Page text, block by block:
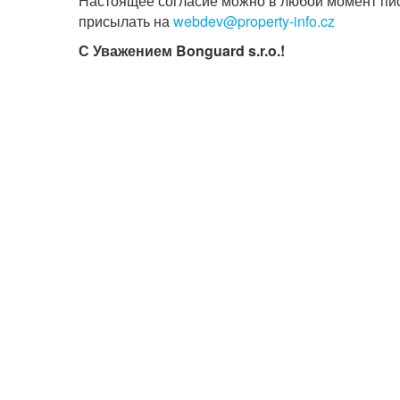
присылать наwebdev@property-info.cz
С Уважением Bonguard s.r.o.!